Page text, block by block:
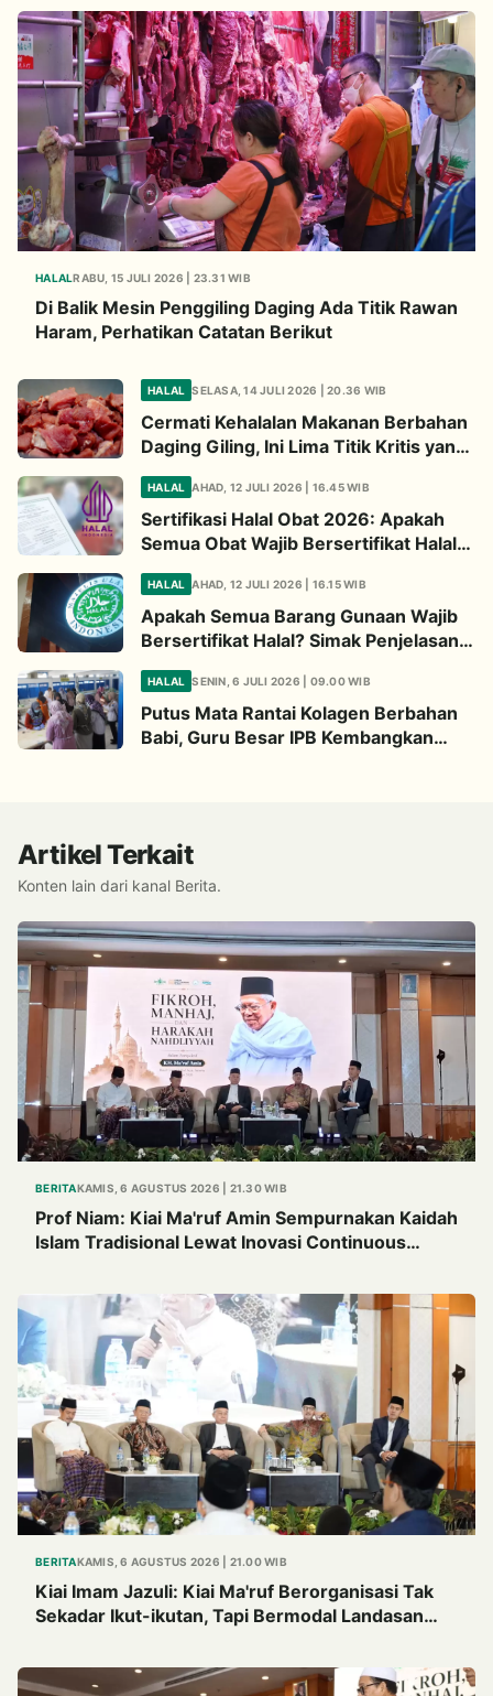
HALALRABU, 15 JULI 2026 | 23.31 WIB
Di Balik Mesin Penggiling Daging Ada Titik Rawan
Haram, Perhatikan Catatan Berikut
HALAL SELASA, 14 JULI 2026 | 20.36 WIB
Cermati Kehalalan Makanan Berbahan
Daging Giling, Ini Lima Titik Kritis yang
Wajib Diperhatikan
HALAL AHAD, 12 JULI 2026 | 16.45 WIB
Sertifikasi Halal Obat 2026: Apakah
Semua Obat Wajib Bersertifikat Halal?
Begini Penjelasannya
HALAL AHAD, 12 JULI 2026 | 16.15 WIB
Apakah Semua Barang Gunaan Wajib
Bersertifikat Halal? Simak Penjelasan
Ini
HALAL SENIN, 6 JULI 2026 | 09.00 WIB
Putus Mata Rantai Kolagen Berbahan
Babi, Guru Besar IPB Kembangkan
Artikel Terkait
Konten lain dari kanal Berita.
BERITAKAMIS, 6 AGUSTUS 2026 | 21.30 WIB
Prof Niam: Kiai Ma'ruf Amin Sempurnakan Kaidah
Islam Tradisional Lewat Inovasi Continuous
BERITAKAMIS, 6 AGUSTUS 2026 | 21.00 WIB
Kiai Imam Jazuli: Kiai Ma'ruf Berorganisasi Tak
Sekadar Ikut-ikutan, Tapi Bermodal Landasan